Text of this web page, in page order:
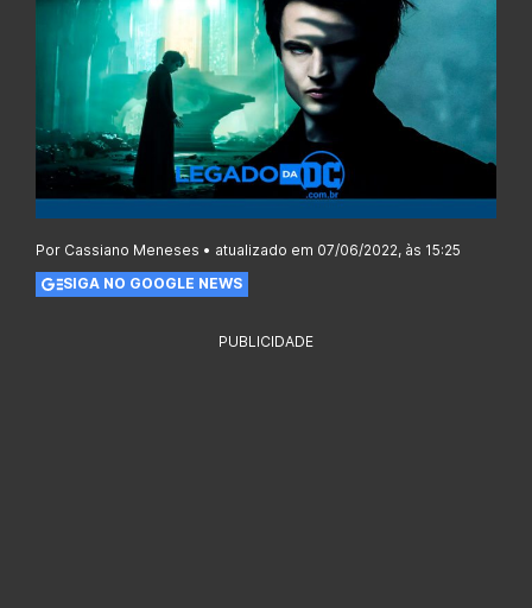
Por Cassiano Meneses • atualizado em 07/06/2022, às 15:25
SIGA NO GOOGLE NEWS
PUBLICIDADE